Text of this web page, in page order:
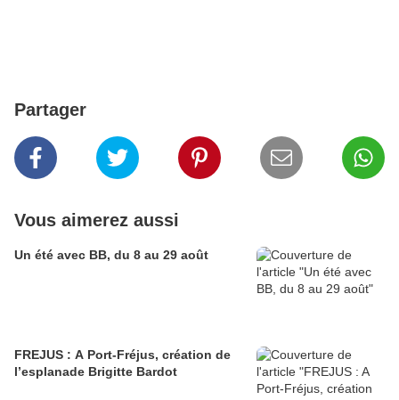
Partager
Vous aimerez aussi
Un été avec BB, du 8 au 29 août
FREJUS : A Port-Fréjus, création de
l’esplanade Brigitte Bardot